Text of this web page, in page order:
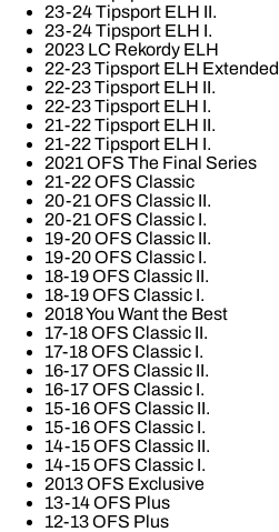
23-24 Tipsport ELH II.
23-24 Tipsport ELH I.
2023 LC Rekordy ELH
22-23 Tipsport ELH Extended
22-23 Tipsport ELH II.
22-23 Tipsport ELH I.
21-22 Tipsport ELH II.
21-22 Tipsport ELH I.
2021 OFS The Final Series
21-22 OFS Classic
20-21 OFS Classic II.
20-21 OFS Classic I.
19-20 OFS Classic II.
19-20 OFS Classic I.
18-19 OFS Classic II.
18-19 OFS Classic I.
2018 You Want the Best
17-18 OFS Classic II.
17-18 OFS Classic I.
16-17 OFS Classic II.
16-17 OFS Classic I.
15-16 OFS Classic II.
15-16 OFS Classic I.
14-15 OFS Classic II.
14-15 OFS Classic I.
2013 OFS Exclusive
13-14 OFS Plus
12-13 OFS Plus